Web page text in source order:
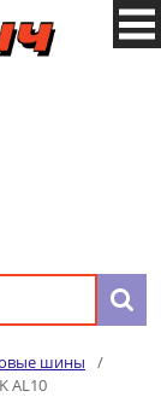
шины
/
AL10